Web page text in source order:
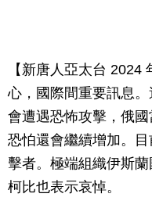
【新唐人亞太台 2024
心，國際間重要訊息
會遭遇恐怖攻擊，俄
恐怕還會繼續增加。
擊者。極端組織伊斯
柯比也表示哀悼。